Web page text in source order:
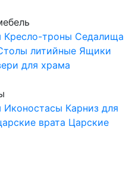
Кресло-троны Седалища
литийные Ящики
для храма
Иконостасы Карниз для
врата Царские